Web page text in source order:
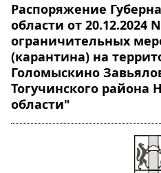
Распоряжение
области от 20.12.2024
ограничительных
(карантина) на
Голомыскино
Тогучинского района
области"